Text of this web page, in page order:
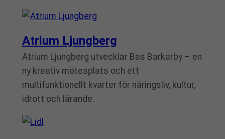
Atrium Ljungberg
Atrium Ljungberg utvecklar Bas Barkarby – en
ny kreativ mötesplats och ett
multifunktionellt kvarter för näringsliv, kultur,
idrott och lärande.